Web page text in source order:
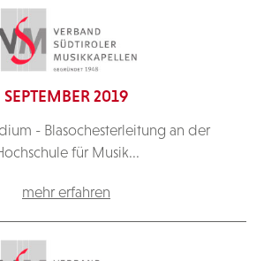
SEPTEMBER 2019
- Blasochesterleitung an der
für Musik...
mehr erfahren